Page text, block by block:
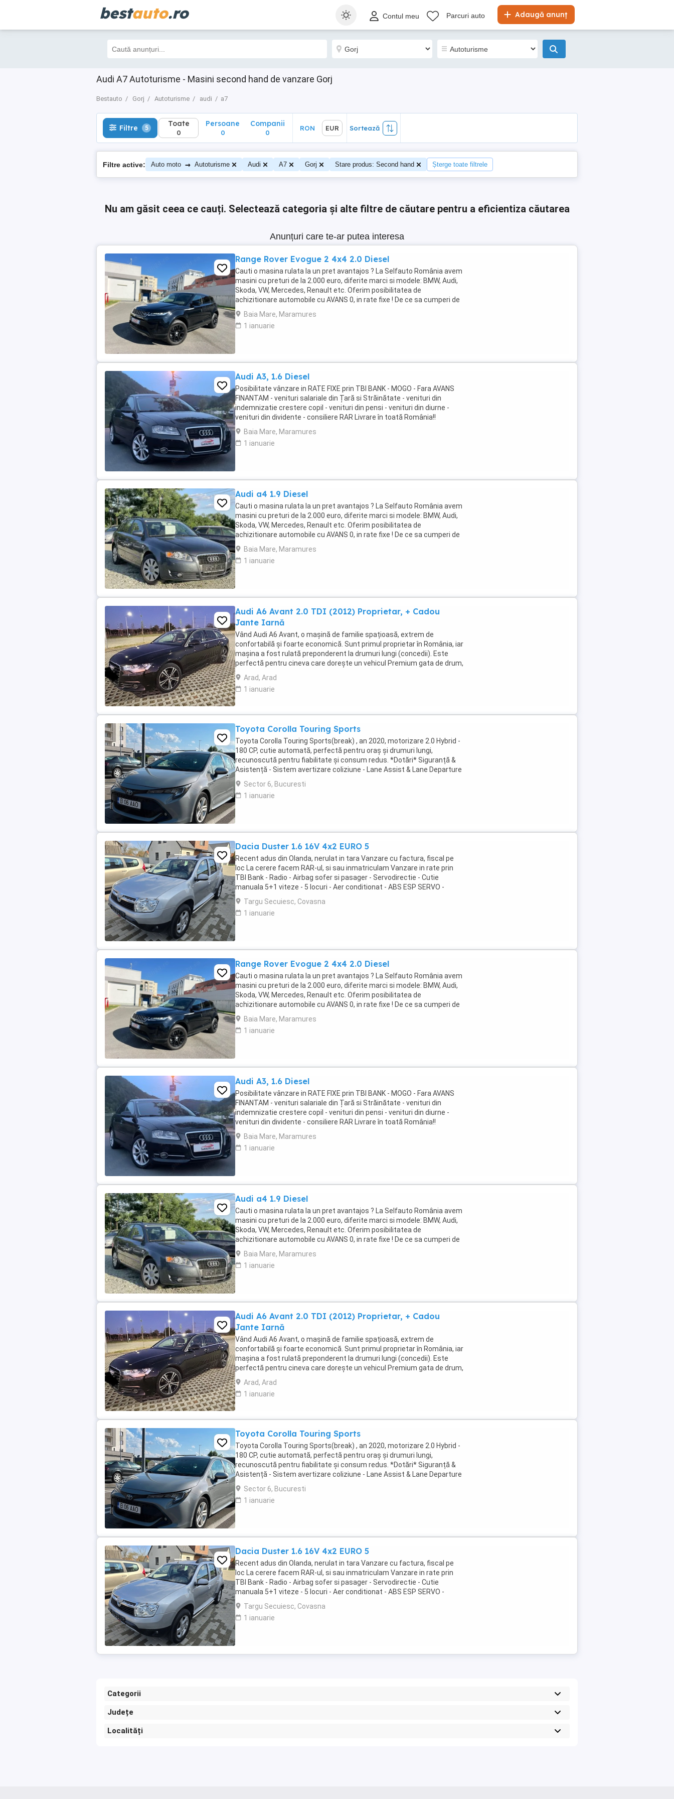
bestauto.ro Adaugă anunț
Contul meu Parcuri auto
Audi A7 Autoturisme - Masini second hand de vanzare Gorj
Bestauto Gorj Autoturisme audi a7
Filtre 5 Toate
0
Sortează
Filtre 5 Toate
0
Persoane
0
Companii
0
RON EUR Sortează
Filtre active: Auto moto → Autoturisme Audi A7 Gorj Stare produs: Second hand Șterge toate filtrele
Nu am găsit ceea ce cauți. Selectează categoria și alte filtre de căutare pentru a eficientiza căutarea
Anunțuri care te-ar putea interesa
Range Rover Evogue 2 4x4 2.0 Diesel
Cauti o masina rulata la un pret avantajos ? La Selfauto România avem
masini cu preturi de la 2.000 euro, diferite marci si modele: BMW, Audi,
Skoda, VW, Mercedes, Renault etc. Oferim posibilitatea de
achizitionare automobile cu AVANS 0, in rate fixe ! De ce sa cumperi de
la noi ? Sistem avantajos ...
Baia Mare, Maramures
1 ianuarie
Audi A3, 1.6 Diesel
Posibilitate vânzare in RATE FIXE prin TBI BANK - MOGO - Fara AVANS
FINANTAM - venituri salariale din Țară si Străinătate - venituri din
indemnizatie crestere copil - venituri din pensi - venituri din diurne -
venituri din dividente - consiliere RAR Livrare în toată România!!
EXEMPLU FINANTARE -Rata ...
Baia Mare, Maramures
1 ianuarie
Audi a4 1.9 Diesel
Cauti o masina rulata la un pret avantajos ? La Selfauto România avem
masini cu preturi de la 2.000 euro, diferite marci si modele: BMW, Audi,
Skoda, VW, Mercedes, Renault etc. Oferim posibilitatea de
achizitionare automobile cu AVANS 0, in rate fixe ! De ce sa cumperi de
la noi ? Sistem avantajos ...
Baia Mare, Maramures
1 ianuarie
Audi A6 Avant 2.0 TDI (2012) Proprietar, + Cadou
Jante Iarnă
Vând Audi A6 Avant, o mașină de familie spațioasă, extrem de
confortabilă și foarte economică. Sunt primul proprietar în România, iar
mașina a fost rulată preponderent la drumuri lungi (concedii). Este
perfectă pentru cineva care dorește un vehicul Premium gata de drum,
Date Tehnice & Istoric ...
Arad, Arad
1 ianuarie
Toyota Corolla Touring Sports
Toyota Corolla Touring Sports(break) , an 2020, motorizare 2.0 Hybrid -
180 CP, cutie automată, perfectă pentru oraș și drumuri lungi,
recunoscută pentru fiabilitate și consum redus. *Dotări* Siguranță &
Asistență - Sistem avertizare coliziune - Lane Assist & Lane Departure
Alert - Road Sign Assist - ...
Sector 6, Bucuresti
1 ianuarie
Dacia Duster 1.6 16V 4x2 EURO 5
Recent adus din Olanda, nerulat in tara Vanzare cu factura, fiscal pe
loc La cerere facem RAR-ul, si sau inmatriculam Vanzare in rate prin
TBI Bank - Radio - Airbag sofer si pasager - Servodirectie - Cutie
manuala 5+1 viteze - 5 locuri - Aer conditionat - ABS ESP SERVO -
Computer bord - Proiectoare ...
Targu Secuiesc, Covasna
1 ianuarie
Range Rover Evogue 2 4x4 2.0 Diesel
Cauti o masina rulata la un pret avantajos ? La Selfauto România avem
masini cu preturi de la 2.000 euro, diferite marci si modele: BMW, Audi,
Skoda, VW, Mercedes, Renault etc. Oferim posibilitatea de
achizitionare automobile cu AVANS 0, in rate fixe ! De ce sa cumperi de
la noi ? Sistem avantajos ...
Baia Mare, Maramures
1 ianuarie
Audi A3, 1.6 Diesel
Posibilitate vânzare in RATE FIXE prin TBI BANK - MOGO - Fara AVANS
FINANTAM - venituri salariale din Țară si Străinătate - venituri din
indemnizatie crestere copil - venituri din pensi - venituri din diurne -
venituri din dividente - consiliere RAR Livrare în toată România!!
EXEMPLU FINANTARE -Rata ...
Baia Mare, Maramures
1 ianuarie
Audi a4 1.9 Diesel
Cauti o masina rulata la un pret avantajos ? La Selfauto România avem
masini cu preturi de la 2.000 euro, diferite marci si modele: BMW, Audi,
Skoda, VW, Mercedes, Renault etc. Oferim posibilitatea de
achizitionare automobile cu AVANS 0, in rate fixe ! De ce sa cumperi de
la noi ? Sistem avantajos ...
Baia Mare, Maramures
1 ianuarie
Audi A6 Avant 2.0 TDI (2012) Proprietar, + Cadou
Jante Iarnă
Vând Audi A6 Avant, o mașină de familie spațioasă, extrem de
confortabilă și foarte economică. Sunt primul proprietar în România, iar
mașina a fost rulată preponderent la drumuri lungi (concedii). Este
perfectă pentru cineva care dorește un vehicul Premium gata de drum,
Date Tehnice & Istoric ...
Arad, Arad
1 ianuarie
Toyota Corolla Touring Sports
Toyota Corolla Touring Sports(break) , an 2020, motorizare 2.0 Hybrid -
180 CP, cutie automată, perfectă pentru oraș și drumuri lungi,
recunoscută pentru fiabilitate și consum redus. *Dotări* Siguranță &
Asistență - Sistem avertizare coliziune - Lane Assist & Lane Departure
Alert - Road Sign Assist - ...
Sector 6, Bucuresti
1 ianuarie
Dacia Duster 1.6 16V 4x2 EURO 5
Recent adus din Olanda, nerulat in tara Vanzare cu factura, fiscal pe
loc La cerere facem RAR-ul, si sau inmatriculam Vanzare in rate prin
TBI Bank - Radio - Airbag sofer si pasager - Servodirectie - Cutie
manuala 5+1 viteze - 5 locuri - Aer conditionat - ABS ESP SERVO -
Computer bord - Proiectoare ...
Targu Secuiesc, Covasna
1 ianuarie
Categorii
Județe
Localități